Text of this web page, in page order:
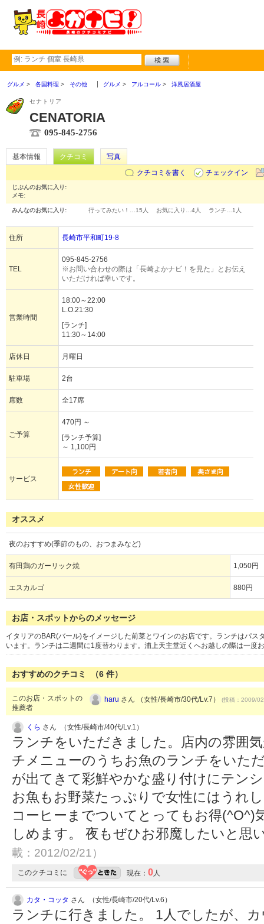
グルメ 各国料理 その他 グルメ アルコール 洋風居酒屋
セナトリア
CENATORIA
095-845-2756
基本情報 クチコミ
写真
クチコミを書く
チェックイン
じぶんのお気に入り:
メモ:
みんなのお気に入り: 行ってみたい！… 15人 お気に入り… 4人 ランチ… 1人
住所 長崎市平和町19-8
TEL
095-845-2756
※お問い合わせの際は「長崎よかナビ！を見た」とお伝え
いただければ幸いです。
営業時間
18:00～22:00
L.O.21:30
[ランチ]
11:30～14:00
店休日 月曜日
駐車場 2台
席数 全17席
ご予算
470円 ～
[ランチ予算]
～ 1,100円
サービス
オススメ
夜のおすすめ(季節のもの、おつまみなど)
有田鶏のガーリック焼 1,050円
エスカルゴ 880円
お店・スポットからのメッセージ
イタリアのBAR(バール)をイメージした前菜とワインのお店です。ランチはパ
います。ランチは二週間に1度替わります。浦上天主堂近くへお越しの際は一度
おすすめのクチコミ （6 件）
このお店・スポットの
推薦者
haru さん （女性/長崎市/30代/Lv.7） (投稿：2009/
くら さん （女性/長崎市/40代/Lv.1）
ランチをいただきました。店内の雰囲
チメニューのうちお魚のランチをいた
が出てきて彩鮮やかな盛り付けにテン
お魚もお野菜たっぷりで女性にはうれ
コーヒーまでついてとってもお得(^O^)
しめます。 夜もぜひお邪魔したいと思
載：2012/02/21）
このクチコミに 現在： 0人
カタ・コッタ さん （女性/長崎市/20代/Lv.6）
ランチに行きました。 1人でしたが、